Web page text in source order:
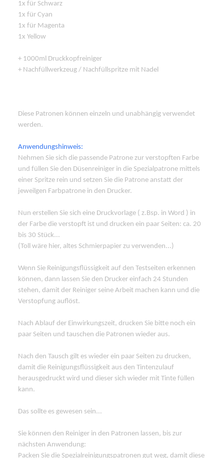
1x für Schwarz
1x für Cyan
1x für Magenta
1x Yellow
+ 1000ml Druckkopfreiniger
+ Nachfüllwerkzeug / Nachfüllspritze mit Nadel
Diese Patronen können einzeln und unabhängig verwendet
werden.
Anwendungshinweis:
Nehmen Sie sich die passende Patrone zur verstopften Farbe
und füllen Sie den Düsenreiniger in die Spezialpatrone mittels
einer Spritze rein und setzen Sie die Patrone anstatt der
jeweilgen Farbpatrone in den Drucker.
Nun erstellen Sie sich eine Druckvorlage ( z.Bsp. in Word ) in
der Farbe die verstopft ist und drucken ein paar Seiten: ca. 20
bis 30 Stück...
(Toll wäre hier, altes Schmierpapier zu verwenden...)
Wenn Sie Reinigungsflüssigkeit auf den Testseiten erkennen
können, dann lassen Sie den Drucker einfach 24 Stunden
stehen, damit der Reiniger seine Arbeit machen kann und die
Verstopfung auflöst.
Nach Ablauf der Einwirkungszeit, drucken Sie bitte noch ein
paar Seiten und tauschen die Patronen wieder aus.
Nach den Tausch gilt es wieder ein paar Seiten zu drucken,
damit die Reinigungsflüssigkeit aus den Tintenzulauf
herausgedruckt wird und dieser sich wieder mit Tinte füllen
kann.
Das sollte es gewesen sein...
Sie können den Reiniger in den Patronen lassen, bis zur
nächsten Anwendung:
Packen Sie die Spezialreinigungspatronen gut weg, damit diese